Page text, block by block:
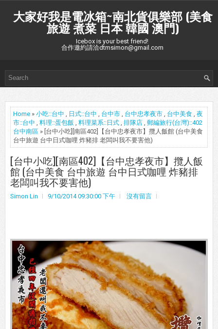
大家好我是電冰箱~南北貨俱樂部 (美食
旅遊 煮菜 日本 韓國 澳門)
Icebox is your best friend!
合作邀約請洽dtmsimon@gmail.com
Home » 小吃::台中 , 日式::台中 , 台中市 , 台中忠孝夜市 , 台中美食 , 夜
市::台中 , 料理::蛋包飯 , 料理菜系::日式 , 排隊店 , 郵編旅行(台灣)::402
台中南區 » [台中小吃][南區402]【台中忠孝夜市】攬人飯館 (台中美食
台中旅遊 台中日式咖哩 炸豬排 老闆叫我不要害他)
[台中小吃][南區402]【台中忠孝夜市】攬人飯
館 (台中美食 台中旅遊 台中日式咖哩 炸豬排
老闆叫我不要害他)
Simon Lin 9/10/2014 09:30:00 下午 沒有留言